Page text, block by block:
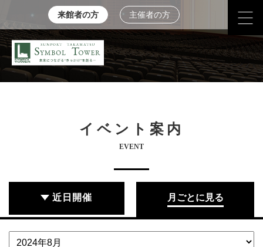
来館者の方 主催者の方
イベント案内
EVENT
近日開催 月ごとに見る